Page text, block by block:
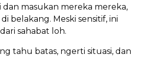
dan masukan mereka mereka,
belakang. Meski sensitif, ini
sahabat loh.
tahu batas, ngerti situasi, dan